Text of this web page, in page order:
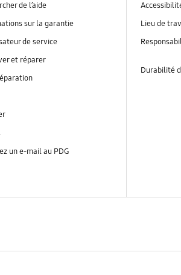
de l’aide
sur la garantie
de service
et réparer
un e-mail au PDG
Lieu de
Durabilité